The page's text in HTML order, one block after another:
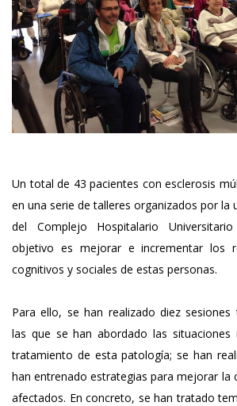
Un total de 43 pacientes con esclerosis
en una serie de talleres organizados por la
del Complejo Hospitalario
objetivo es mejorar e incrementar los
cognitivos y sociales de estas personas.
Para ello, se han realizado diez sesiones
las que se han abordado las
tratamiento de esta patología; se han
han entrenado estrategias para mejorar la
afectados. En concreto, se han tratado